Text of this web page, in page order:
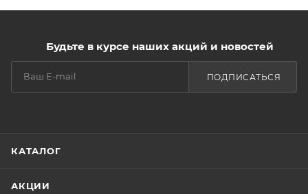
Будьте в курсе наших акций и новостей
ПОДПИСАТЬСЯ
КАТАЛОГ
АКЦИИ